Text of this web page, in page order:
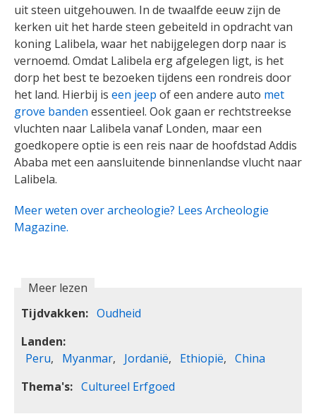
uit steen uitgehouwen. In de twaalfde eeuw zijn de
kerken uit het harde steen gebeiteld in opdracht van
koning Lalibela, waar het nabijgelegen dorp naar is
vernoemd. Omdat Lalibela erg afgelegen ligt, is het
dorp het best te bezoeken tijdens een rondreis door
het land. Hierbij is een jeep of een andere auto met
grove banden essentieel. Ook gaan er rechtstreekse
vluchten naar Lalibela vanaf Londen, maar een
goedkopere optie is een reis naar de hoofdstad Addis
Ababa met een aansluitende binnenlandse vlucht naar
Lalibela.
Meer weten over archeologie? Lees Archeologie
Magazine.
Meer lezen
Tijdvakken
Oudheid
Landen
Peru
Myanmar Jordanië Ethiopië
China
Thema's
Cultureel Erfgoed